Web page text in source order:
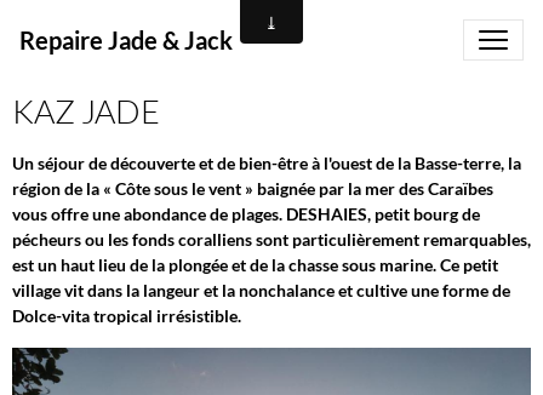
Repaire Jade & Jack
KAZ JADE
Un séjour de découverte et de bien-être à l'ouest de la Basse-terre, la
région de la « Côte sous le vent » baignée par la mer des Caraïbes
vous offre une abondance de plages. DESHAIES, petit bourg de
pécheurs ou les fonds coralliens sont particulièrement remarquables,
est un haut lieu de la plongée et de la chasse sous marine. Ce petit
village vit dans la langeur et la nonchalance et cultive une forme de
Dolce-vita tropical irrésistible.